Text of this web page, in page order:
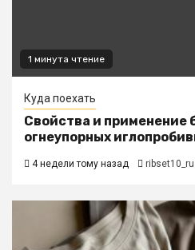
1 минута чтение
Куда поехать
Свойства и применение
огнеупорных
4 недели тому назад ribset10_ru